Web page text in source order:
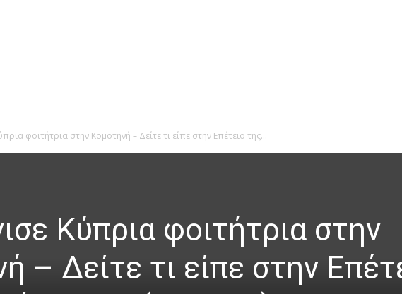
φοιτήτρια στην Κομοτηνή – Δείτε τι είπε στην Επέτειο της...
Κύπρια φοιτήτρια στην
– Δείτε τι είπε στην